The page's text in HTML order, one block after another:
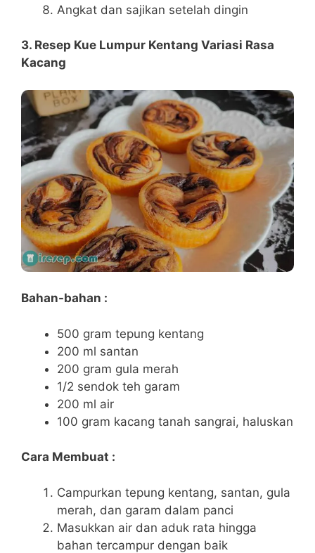
Angkat dan sajikan setelah dingin
3. Resep Kue Lumpur Kentang Variasi Rasa
Kacang
Bahan-bahan :
500 gram tepung kentang
200 ml santan
200 gram gula merah
1/2 sendok teh garam
200 ml air
100 gram kacang tanah sangrai, haluskan
Cara Membuat :
Campurkan tepung kentang, santan, gula
merah, dan garam dalam panci
Masukkan air dan aduk rata hingga
bahan tercampur dengan baik